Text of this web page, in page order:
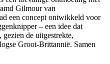
Gilmour van
een concept ontwikkeld voor
– een idee dat
de uitgestrekte,
Groot-Brittannië. Samen